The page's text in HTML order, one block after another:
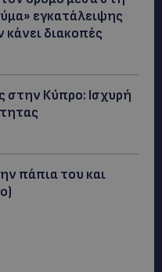
εγκατάλειψης
διακοπές
στην Κύπρο: Ισχυρή
πάπια του και